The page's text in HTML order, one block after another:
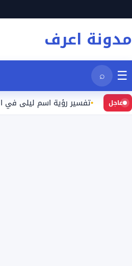
إلى
المحتوى
مدونة اعرف
☰
⌕
عاجلتفسير رؤية اسم ليلى في